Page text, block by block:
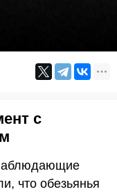
с
что обезьянья